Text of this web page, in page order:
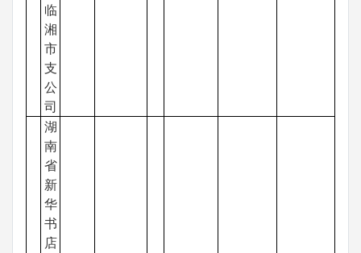
临
湘
市
支
公
司
湖
南
省
新
华
书
店